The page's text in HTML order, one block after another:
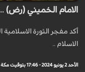
الامام الخميني (رض)
أكد مفجر الثورة
الاسلام ..
الأحد 2 يونيو 2024 - 17:46 بتوقيت مكة